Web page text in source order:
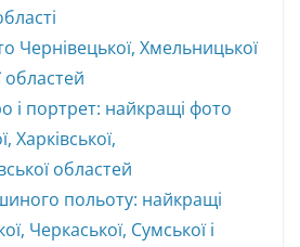
Чернівецької, Хмельницької
областей
і портрет: найкращі фото
Харківської,
областей
польоту: найкращі
Черкаської, Сумської і